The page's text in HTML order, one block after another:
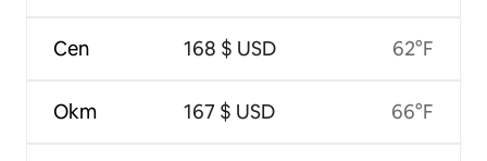
Сеп
Окт
168 $ USD
167 $ USD
62°F
66°F